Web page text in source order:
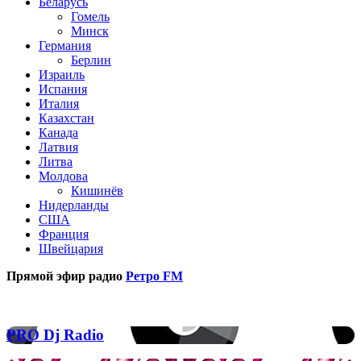
Гомель
Минск
Германия
Берлин
Израиль
Испания
Италия
Казахстан
Канада
Латвия
Литва
Молдова
Кишинёв
Нидерланды
США
Франция
Швейцария
Прямой эфир радио Ретро FM
PRO
Dj
PRO Dj Radio